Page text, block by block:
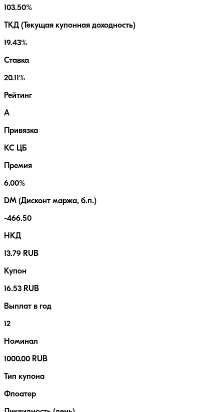
103.50%
ТКД (Текущая купонная доходность)
19.43%
Ставка
20.11%
Рейтинг
A
Привязка
КС ЦБ
Премия
6.00%
DM (Дисконт маржа, б.п.)
-466.50
НКД
13.79 RUB
Купон
16.53 RUB
Выплат в год
12
Номинал
1000.00 RUB
Тип купона
Флоатер